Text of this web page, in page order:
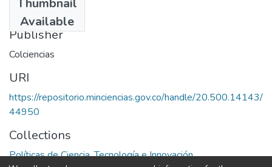
Available
1999
Publisher
Colciencias
URI
https://repositorio.minciencias.gov.co/handle/20.500.14143/
44950
Collections
Políticas de Ciencia, Tecnología e Innovación